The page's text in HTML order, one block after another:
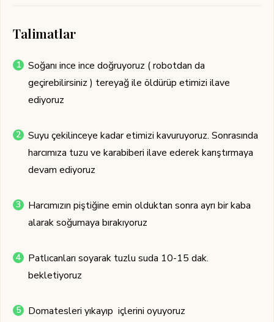
Talimatlar
Soğanı ince ince doğruyoruz ( robotdan da
geçirebilirsiniz ) tereyağ ile öldürüp etimizi ilave
ediyoruz
Suyu çekilinceye kadar etimizi kavuruyoruz. Sonrasında
harcımıza tuzu ve karabiberi ilave ederek karıştırmaya
devam ediyoruz
Harcımızın piştiğine emin olduktan sonra ayrı bir kaba
alarak soğumaya bırakıyoruz
Patlıcanları soyarak tuzlu suda 10-15 dak.
bekletiyoruz
Domatesleri yıkayıp içlerini oyuyoruz